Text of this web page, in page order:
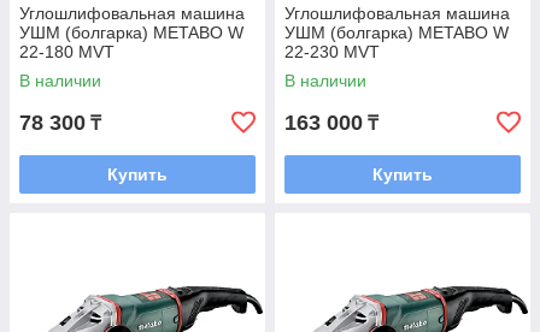
Углошлифовальная машина
УШМ (болгарка) METABO W
22-180 MVT
В наличии
78 300 ₸
Купить
Углошлифовальная машина
УШМ (болгарка) METABO W
22-230 MVT
В наличии
163 000 ₸
Купить